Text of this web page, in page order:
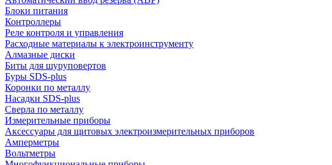
Блоки питания
Контроллеры
Реле контроля и управления
Расходные материалы к электроинструменту
Алмазные диски
Биты для шуруповертов
Буры SDS-plus
Коронки по металлу
Насадки SDS-plus
Сверла по металлу
Измерительные приборы
Аксессуары для щитовых электроизмерительных приборов
Амперметры
Вольтметры